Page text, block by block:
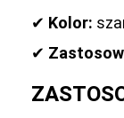
✔ Kolor:
✔